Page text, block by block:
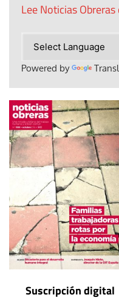
Lee Noticias
Powered by
Suscripción digital